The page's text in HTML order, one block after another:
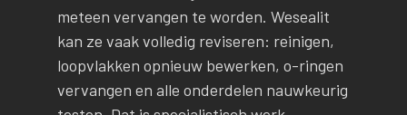
meteen vervangen te worden. Wesealit
kan ze vaak volledig reviseren: reinigen,
loopvlakken opnieuw bewerken, o-ringen
vervangen en alle onderdelen nauwkeurig